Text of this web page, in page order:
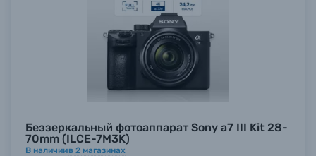
Беззеркальный фотоаппарат Sony a7 III Kit 28-
70mm (ILCE-7M3K)
В наличиив 2 магазинах